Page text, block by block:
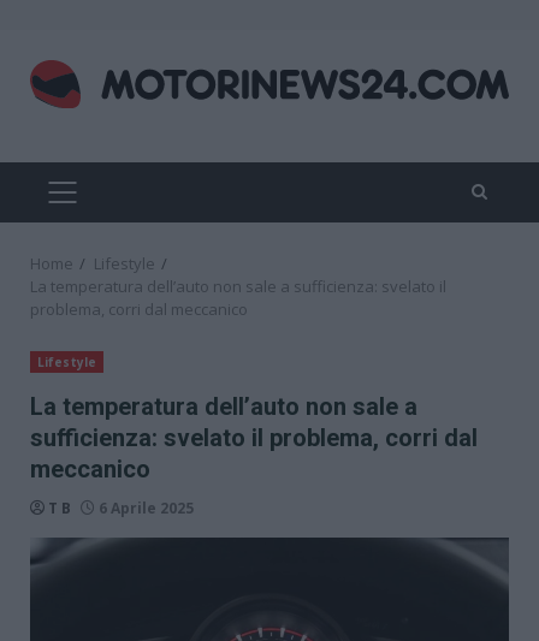
content
PRIMARY
MENU
Home
Lifestyle
La temperatura dell’auto non sale a sufficienza: svelato il
problema, corri dal meccanico
Lifestyle
La temperatura dell’auto non sale a
sufficienza: svelato il problema, corri dal
meccanico
T B 6 Aprile 2025